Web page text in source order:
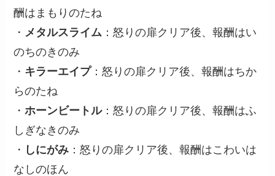
酬はまもりのたね
・ メタルスライム ：怒りの扉クリア後、報酬はい
のちのきのみ
・ キラーエイプ：怒りの扉クリア後、報酬はちか
らのたね
・ホーンビートル：怒りの扉クリア後、報酬はふ
しぎなきのみ
・ しにがみ ：怒りの扉クリア後、報酬はこわいは
なしのほん